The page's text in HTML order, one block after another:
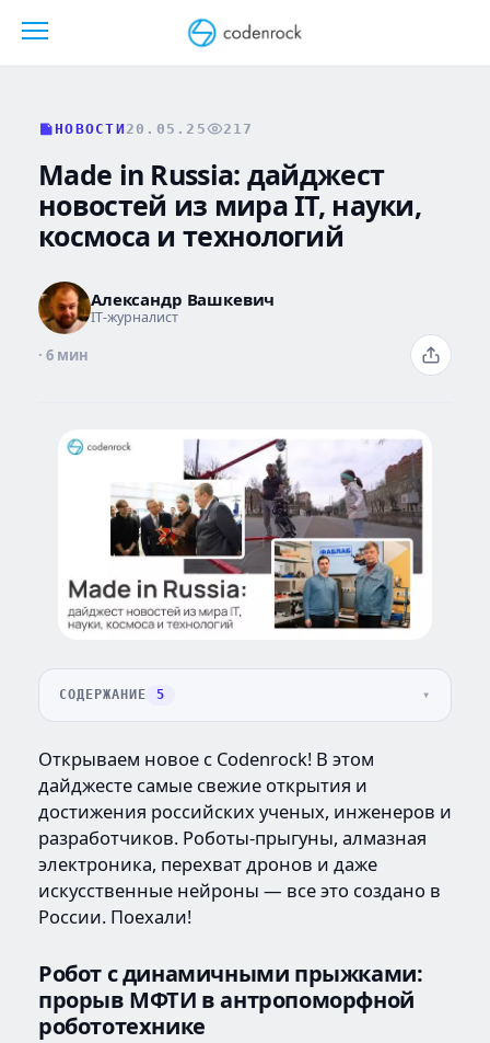
НОВОСТИ 20.05.25 217
Made in Russia: дайджест
новостей из мира IT, науки,
космоса и технологий
Александр Вашкевич
IT-журналист
· 6 мин
СОДЕРЖАНИЕ 5
Открываем новое с Codenrock! В этом
дайджесте самые свежие открытия и
достижения российских ученых, инженеров и
разработчиков. Роботы-прыгуны, алмазная
электроника, перехват дронов и даже
искусственные нейроны — все это создано в
России. Поехали!
Робот с динамичными прыжками:
прорыв МФТИ в антропоморфной
робототехнике